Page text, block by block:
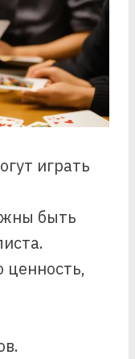
играть
быть
ценность,